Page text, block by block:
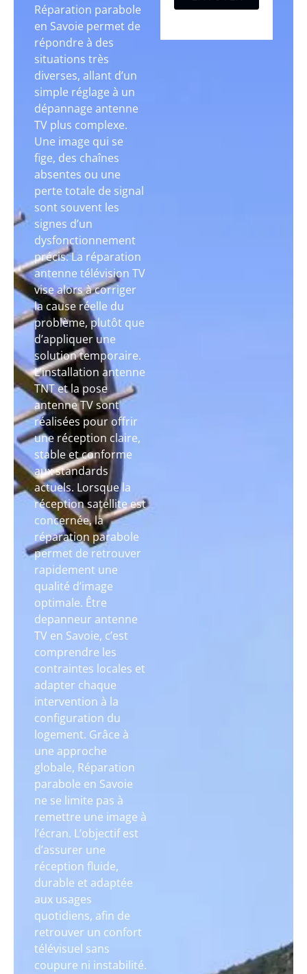
Réparation parabole
en Savoie permet de
répondre à des
situations très
diverses, allant d’un
simple réglage à un
dépannage antenne
TV plus complexe.
Une image qui se
fige, des chaînes
absentes ou une
perte totale de signal
sont souvent les
signes d’un
dysfonctionnement
précis. La réparation
antenne télévision TV
vise alors à corriger
la cause réelle du
problème, plutôt que
d’appliquer une
solution temporaire.
L’installation antenne
TNT et la pose
antenne TV sont
réalisées pour offrir
une réception claire,
stable et conforme
aux standards
actuels. Lorsque la
réception satellite est
concernée, la
réparation parabole
permet de retrouver
rapidement une
qualité d’image
optimale. Être
depanneur antenne
TV en Savoie, c’est
comprendre les
contraintes locales et
adapter chaque
intervention à la
configuration du
logement. Grâce à
une approche
globale, Réparation
parabole en Savoie
ne se limite pas à
remettre une image à
l’écran. L’objectif est
d’assurer une
réception fluide,
durable et adaptée
aux usages
quotidiens, afin de
retrouver un confort
télévisuel sans
coupure ni instabilité.